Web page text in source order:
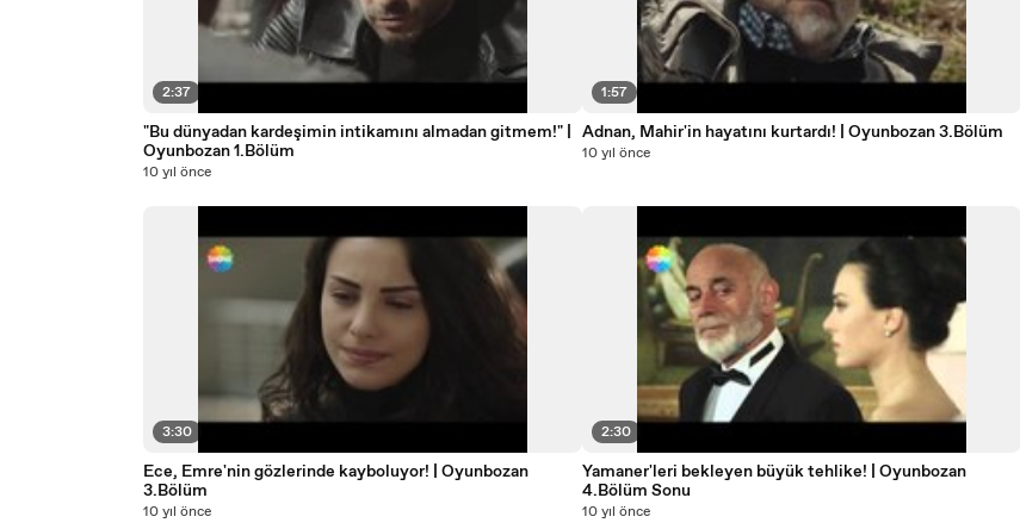
2:37
"Bu dünyadan kardeşimin intikamını almadan gitmem!" |
Oyunbozan 1.Bölüm
10 yıl önce
3:30
Ece, Emre'nin gözlerinde kayboluyor! | Oyunbozan
3.Bölüm
10 yıl önce
1:57
Adnan, Mahir'in hayatını kurtardı! | Oyunbozan 3.Bölüm
10 yıl önce
2:30
Yamaner'leri bekleyen büyük tehlike! | Oyunbozan
4.Bölüm Sonu
10 yıl önce